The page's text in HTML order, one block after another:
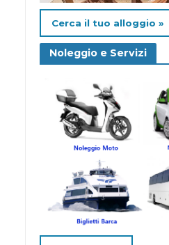
Cerca il tuo alloggio »
Noleggio e Servizi